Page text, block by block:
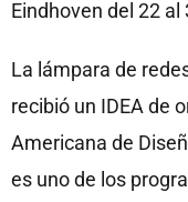
Eindhoven del 22
La lámpara de
recibió un IDEA de
Americana de
es uno de los